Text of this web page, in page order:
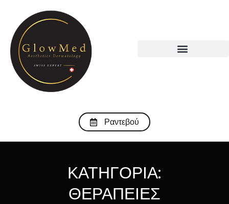
Ραντεβού
ΚΑΤΗΓΟΡΙΑ:
ΘΕΡΑΠΕΙΕΣ